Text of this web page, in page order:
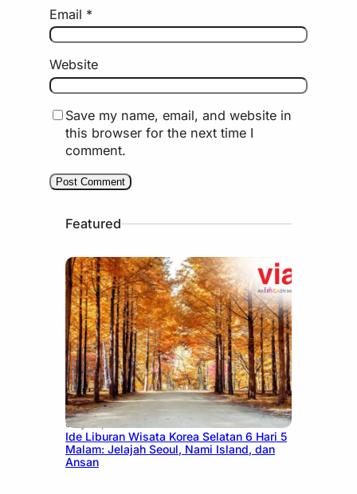
Email *
Website
Save my name, email, and website in
this browser for the next time I
comment.
Featured
July 15, 2026
Ide Liburan Wisata Korea Selatan 6 Hari 5
Malam: Jelajah Seoul, Nami Island, dan
Ansan